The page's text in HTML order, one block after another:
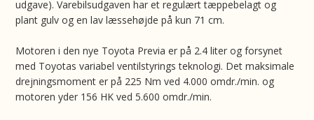
udgave). Varebilsudgaven har et regulært tæppebelagt og
plant gulv og en lav læssehøjde på kun 71 cm.
Motoren i den nye Toyota Previa er på 2.4 liter og forsynet
med Toyotas variabel ventilstyrings teknologi. Det maksimale
drejningsmoment er på 225 Nm ved 4.000 omdr./min. og
motoren yder 156 HK ved 5.600 omdr./min.